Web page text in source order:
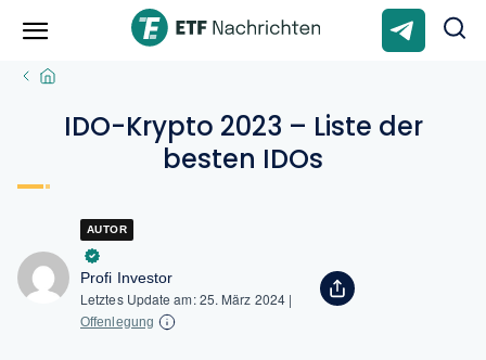
IDO-Krypto 2023 – Liste der
besten IDOs
AUTOR
Profi Investor
Letztes Update am:25. März 2024 |
Offenlegung